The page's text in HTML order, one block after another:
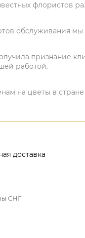
флористов
обслуживания
признание
работой.
на цветы в стране
доставка
СНГ